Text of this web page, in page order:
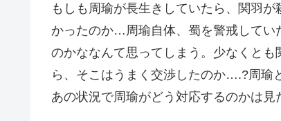
もしも周瑜が長生きしていたら、関羽
かったのか…周瑜自体、蜀を警戒してい
のかななんて思ってしまう。少なくと
ら、そこはうまく交渉したのか….?周瑜
あの状況で周瑜がどう対応するのかは見